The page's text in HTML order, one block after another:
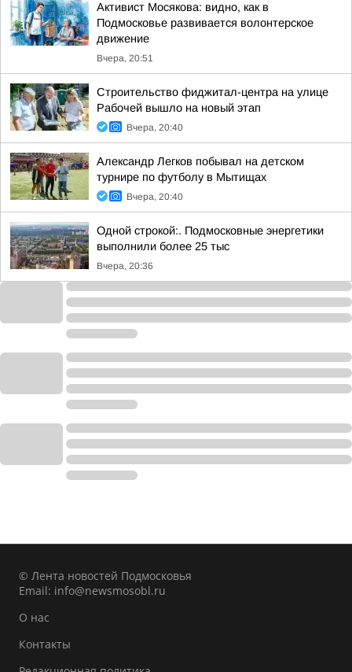
Активист Мосякова: видно, как в
Подмосковье развивается волонтерское
движение
Вчера, 20:51
Строительство фиджитал-центра на улице
Рабочей вышло на новый этап
Вчера, 20:40
Александр Легков побывал на детском
турнире по футболу в Мытищах
Вчера, 20:40
Одной строкой:. Подмосковные энергетики
выполнили более 25 тыс
Вчера, 20:36
© Лента новостей Подмосковья
Email: info@newsmosobl.ru
О нас
Контакты